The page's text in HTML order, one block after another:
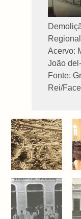
Acervo:
João
Fonte:
Rei/